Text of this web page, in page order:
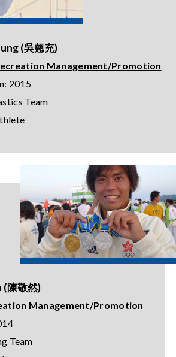
(吳翹充)
Management/Promotion
2015
Team
(陳敬然)
Management/Promotion
Team